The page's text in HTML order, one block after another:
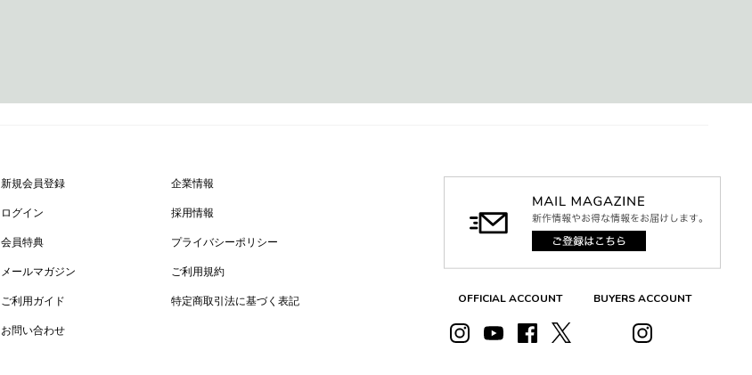
新規会員登録
ログイン
会員特典
メールマガジン
ご利用ガイド
お問い合わせ
企業情報
採用情報
プライバシーポリシー
ご利用規約
特定商取引法に基づく表記 OFFICIAL ACCOUNT BUYERS ACCOUNT